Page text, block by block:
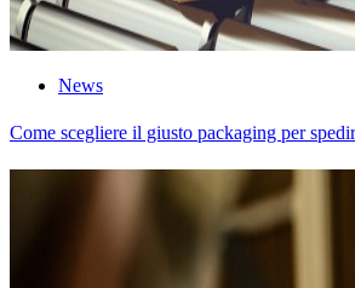
News
Come scegliere il giusto packaging per